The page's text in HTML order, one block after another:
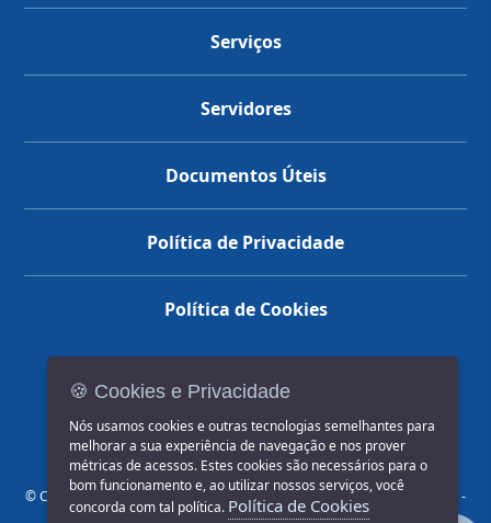
Serviços
Servidores
Documentos Úteis
Política de Privacidade
Política de Cookies
© COPYRIGHT 2026, Prefeitura Municipal de Jahu | Rua Paissandu, 444 -
Centro CEP: 17201-900
🍪 Cookies e Privacidade
Nós usamos cookies e outras tecnologias semelhantes para
melhorar a sua experiência de navegação e nos prover
métricas de acessos. Estes cookies são necessários para o
bom funcionamento e, ao utilizar nossos serviços, você
concorda com tal política. Política de Cookies